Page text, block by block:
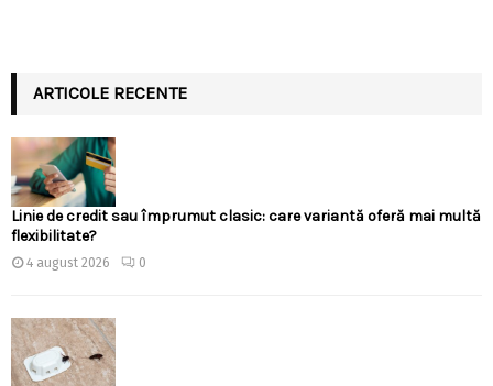
ARTICOLE RECENTE
Linie de credit sau împrumut clasic: care variantă oferă mai multă
flexibilitate?
4 august 2026 0